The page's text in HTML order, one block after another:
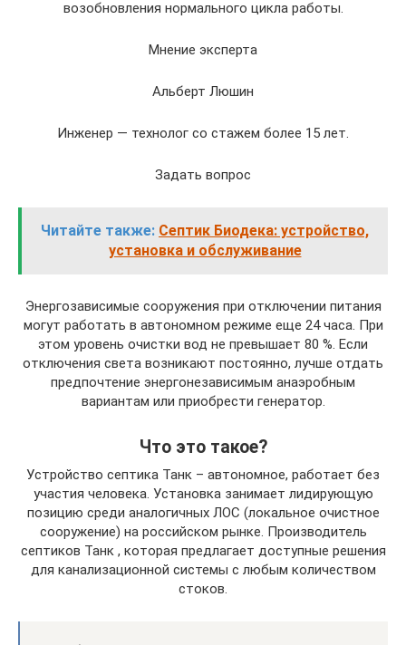
возобновления нормального цикла работы.
Мнение эксперта
Альберт Люшин
Инженер — технолог со стажем более 15 лет.
Задать вопрос
Читайте также: Септик Биодека: устройство,
установка и обслуживание
Энергозависимые сооружения при отключении питания
могут работать в автономном режиме еще 24 часа. При
этом уровень очистки вод не превышает 80 %. Если
отключения света возникают постоянно, лучше отдать
предпочтение энергонезависимым анаэробным
вариантам или приобрести генератор.
Что это такое?
Устройство септика Танк – автономное, работает без
участия человека. Установка занимает лидирующую
позицию среди аналогичных ЛОС (локальное очистное
сооружение) на российском рынке. Производитель
септиков Танк , которая предлагает доступные решения
для канализационной системы с любым количеством
стоков.